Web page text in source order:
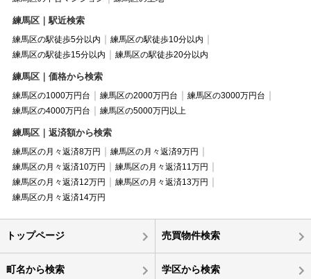
練馬区｜駅近検索
練馬区の駅徒歩5分以内
練馬区の駅徒歩10分以内
練馬区の駅徒歩15分以内
練馬区の駅徒歩20分以内
練馬区｜価格から検索
練馬区の1000万円台 練馬区の2000万円台
練馬区の3000万円台
練馬区の4000万円台
練馬区の5000万円以上
練馬区｜返済額から検索
練馬区の月々返済8万円
練馬区の月々返済9万円
練馬区の月々返済10万円
練馬区の月々返済11万円
練馬区の月々返済12万円
練馬区の月々返済13万円
練馬区の月々返済14万円
トップページ 売買物件検索
町名から検索 学区から検索